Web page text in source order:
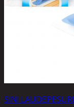
SINI LAUDEPESURI